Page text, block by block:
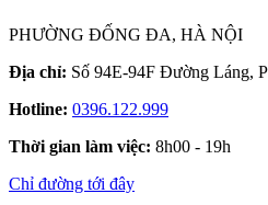
PHƯỜNG ĐỐNG ĐA, HÀ NỘI
Địa chỉ: Số 94E-94F Đường Láng,
Hotline: 0396.122.999
Thời gian làm việc: 8h00 - 19h
Chỉ đường tới đây